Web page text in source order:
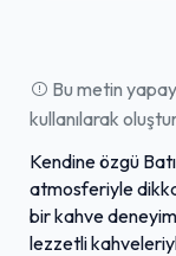
Bu metin
kullanılarak
Kendine özgü
atmosferiyle
bir kahve
lezzetli